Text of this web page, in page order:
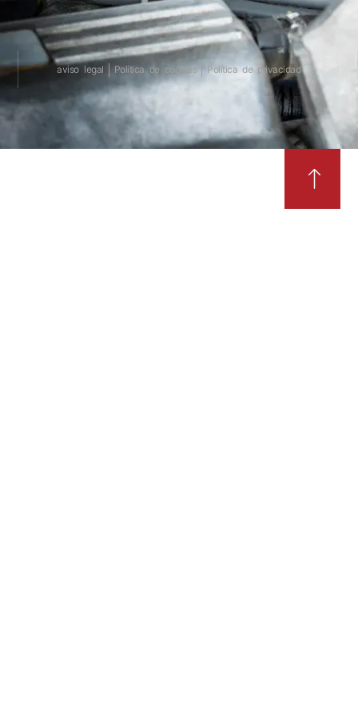
aviso legal Política de cookies Política de privacidad